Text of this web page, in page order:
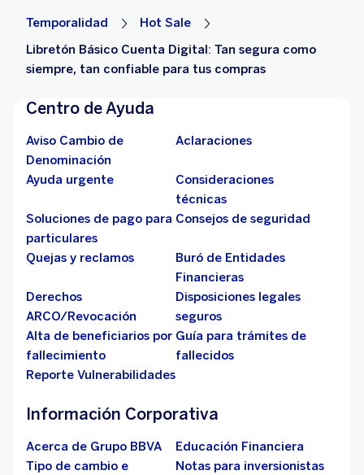
Temporalidad
Hot Sale
Libretón Básico Cuenta Digital: Tan segura como
siempre, tan confiable para tus compras
Centro de Ayuda
Aviso Cambio de
Denominación
Aclaraciones
Ayuda urgente
Consideraciones
técnicas
Soluciones de pago para
particulares
Consejos de seguridad
Quejas y reclamos
Buró de Entidades
Financieras
Derechos
ARCO/Revocación
Disposiciones legales
seguros
Alta de beneficiarios por
fallecimiento
Guía para trámites de
fallecidos
Reporte Vulnerabilidades
Información Corporativa
Acerca de Grupo BBVA
Educación Financiera
Tipo de cambio e
Notas para inversionistas